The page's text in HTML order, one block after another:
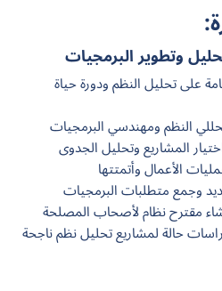
وتطوير البرمجيات
على تحليل النظم ودورة حياة
النظم ومهندسي البرمجيات
المشاريع وتحليل الجدوى
الأعمال وأتمتتها
وجمع متطلبات البرمجيات
مقترح نظام لأصحاب المصلحة
حالة لمشاريع تحليل نظم ناجحة